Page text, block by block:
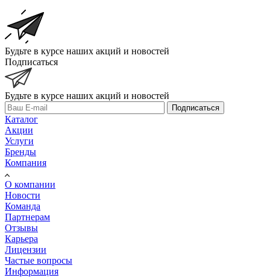
Будьте в курсе наших акций и новостей
Подписаться
Будьте в курсе наших акций и новостей
Подписаться
Каталог
Акции
Услуги
Бренды
Компания
О компании
Новости
Команда
Партнерам
Отзывы
Карьера
Лицензии
Частые вопросы
Информация